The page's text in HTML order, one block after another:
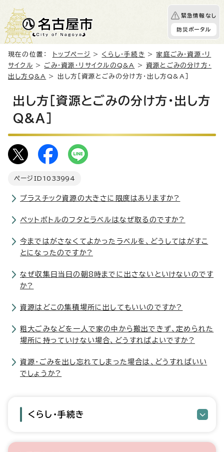
緊急情報なし
防災ポータル
現在の位置： トップページ > くらし・手続き > 家庭ごみ・資源・リ
サイクル > ごみ・資源・リサイクルのQ&A >資源とごみの分け方・
出し方Q&A
> 出し方［資源とごみの分け方・出し方Q&A］
出し方［資源とごみの分け方・出し方
Q&A］
ページID 1033994
プラスチック資源の大きさに限度はありますか?
ぺットボトルのフタとラベルはなぜ取るのですか?
今まではがさなくてよかったラベルを、どうしてはがすこ
とになったのですか?
なぜ収集日当日の朝8時までに出さないといけないのです
か?
資源はどこの集積場所に出してもいいのですか?
粗大ごみなどを一人で家の中から搬出できず、定められた
場所に持っていけない場合、どうすればよいですか?
資源・ごみを出し忘れてしまった場合は、どうすればいい
でしょうか?
くらし・手続き